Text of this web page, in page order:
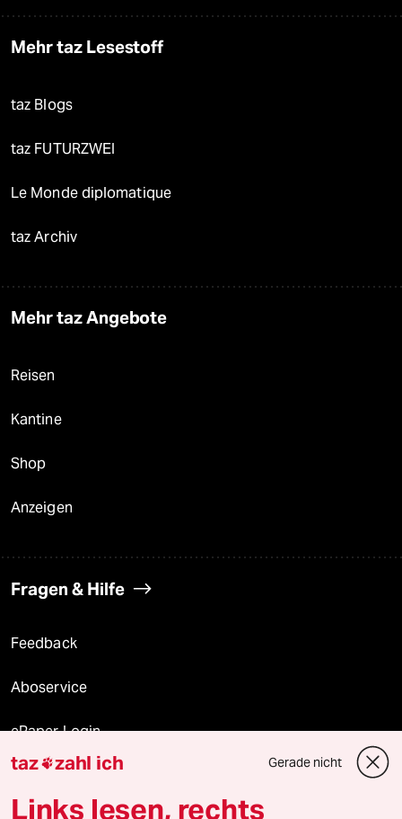
Mehr taz Lesestoff
taz Blogs
taz FUTURZWEI
Le Monde diplomatique
taz Archiv
Mehr taz Angebote
Reisen
Kantine
Shop
Anzeigen
Fragen & Hilfe
Feedback
Aboservice
ePaper Login
Downloads für Abonnierende
taz zahl ich Gerade nicht
Links lesen, rechts